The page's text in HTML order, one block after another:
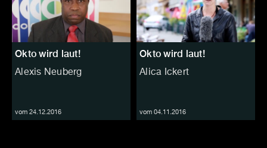
Okto wird laut!
Alexis Neuberg
vom 24.12.2016
Okto wird laut!
Alica Ickert
vom 04.11.2016